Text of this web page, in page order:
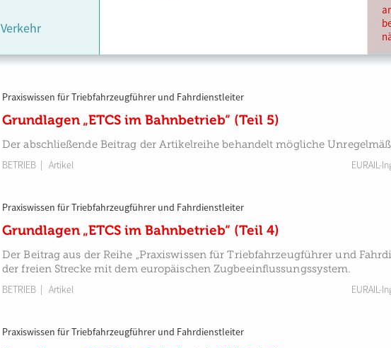
Verkehr
Praxiswissen für Triebfahrzeugführer und Fahrdienstleiter
Grundlagen „ETCS im Bahnbetrieb“ (Teil 5)
Der abschließende Beitrag der Artikelreihe behandelt mögliche
BETRIEB | Artikel EURAIL-
Praxiswissen für Triebfahrzeugführer und Fahrdienstleiter
Grundlagen „ETCS im Bahnbetrieb“ (Teil 4)
Der Beitrag aus der Reihe „Praxiswissen für Triebfahrzeugführer und
der freien Strecke mit dem europäischen Zugbeeinflussungssystem.
BETRIEB | Artikel EURAIL-
Praxiswissen für Triebfahrzeugführer und Fahrdienstleiter